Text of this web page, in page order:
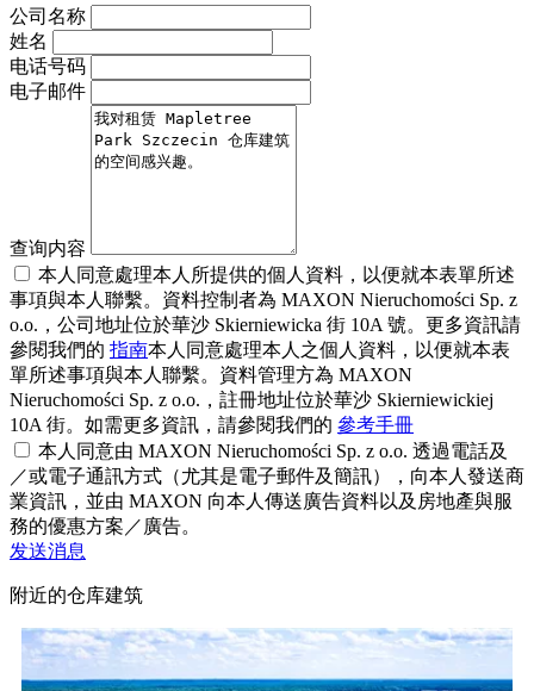
公司名称
姓名
电话号码
电子邮件
查询内容
本人同意處理本人所提供的個人資料，以便就本表單所述
事項與本人聯繫。資料控制者為 MAXON Nieruchomości Sp. z
o.o.，公司地址位於華沙 Skierniewicka 街 10A 號。更多資訊請
參閱我們的 指南本人同意處理本人之個人資料，以便就本表
單所述事項與本人聯繫。資料管理方為 MAXON
Nieruchomości Sp. z o.o.，註冊地址位於華沙 Skierniewickiej
10A 街。如需更多資訊，請參閱我們的 參考手冊
本人同意由 MAXON Nieruchomości Sp. z o.o. 透過電話及
／或電子通訊方式（尤其是電子郵件及簡訊），向本人發送商
業資訊，並由 MAXON 向本人傳送廣告資料以及房地產與服
務的優惠方案／廣告。
发送消息
附近的仓库建筑